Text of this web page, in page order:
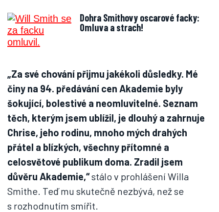
Dohra Smithovy oscarové facky:
Omluva a strach!
„Za své chování přijmu jakékoli důsledky. Mé
činy na 94. předávání cen Akademie byly
šokující, bolestivé a neomluvitelné. Seznam
těch, kterým jsem ublížil, je dlouhý a zahrnuje
Chrise, jeho rodinu, mnoho mých drahých
přátel a blízkých, všechny přítomné a
celosvětové publikum doma. Zradil jsem
důvěru Akademie,“stálo v prohlášení Willa
Smithe. Teď mu skutečně nezbývá, než se
s rozhodnutím smířit.